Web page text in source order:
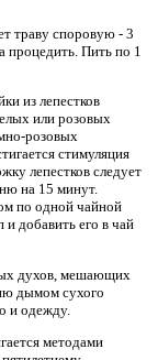
траву споровую - 3
процедить. Пить по 1
из лепестков
или розовых
розовых
стимуляция
лепестков следует
на 15 минут.
по одной чайной
добавить его в чай
духов, мешающих
дымом сухого
и одежду.
методами